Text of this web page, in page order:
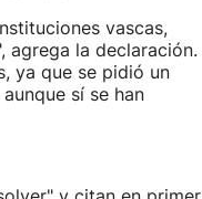
vascas,
agrega la declaración.
ya que se pidió un
sí se han